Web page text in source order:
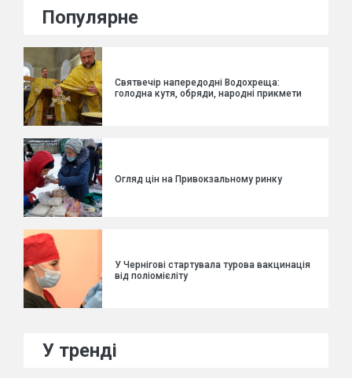
Популярне
Святвечір напередодні Водохреща:
голодна кутя, обряди, народні прикмети
Огляд цін на Привокзальному ринку
У Чернігові стартувала турова вакцинація
від поліомієліту
У тренді